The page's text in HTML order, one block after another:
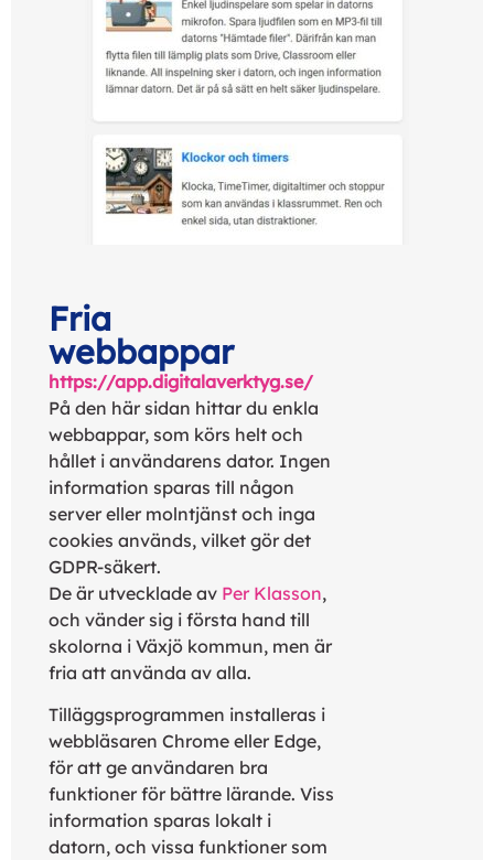
Fria
webbappar
https://app.digitalaverktyg.se/
På den här sidan hittar du enkla
webbappar, som körs helt och
hållet i användarens dator. Ingen
information sparas till någon
server eller molntjänst och inga
cookies används, vilket gör det
GDPR-säkert.
De är utvecklade av Per Klasson,
och vänder sig i första hand till
skolorna i Växjö kommun, men är
fria att använda av alla.
Tilläggsprogrammen installeras i
webbläsaren Chrome eller Edge,
för att ge användaren bra
funktioner för bättre lärande. Viss
information sparas lokalt i
datorn, och vissa funktioner som